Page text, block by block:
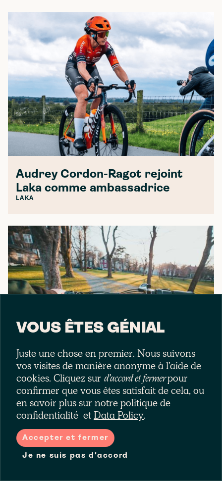
Audrey Cordon-Ragot rejoint
Laka comme ambassadrice
LAKA
Faut-il assurer son vélo
électrique ? Ce que dit la loi et
les bonnes pratiques
VOUS ÊTES GÉNIAL
Juste une chose en premier. Nous suivons
vos visites de manière anonyme à l'aide de
cookies. Cliquez sur d'accord et fermerpour
confirmer que vous êtes satisfait de cela, ou
en savoir plus sur notre politique de
confidentialité etData Policy.
Accepter et fermer
Je ne suis pas d'accord